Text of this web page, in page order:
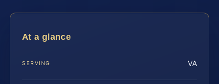
At a glance
SERVING VA